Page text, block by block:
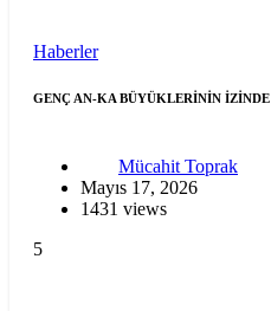
Haberler
GENÇ AN-KA BÜYÜKLERİNİN İZİNDE
Mücahit Toprak
Mayıs 17, 2026
1431 views
5